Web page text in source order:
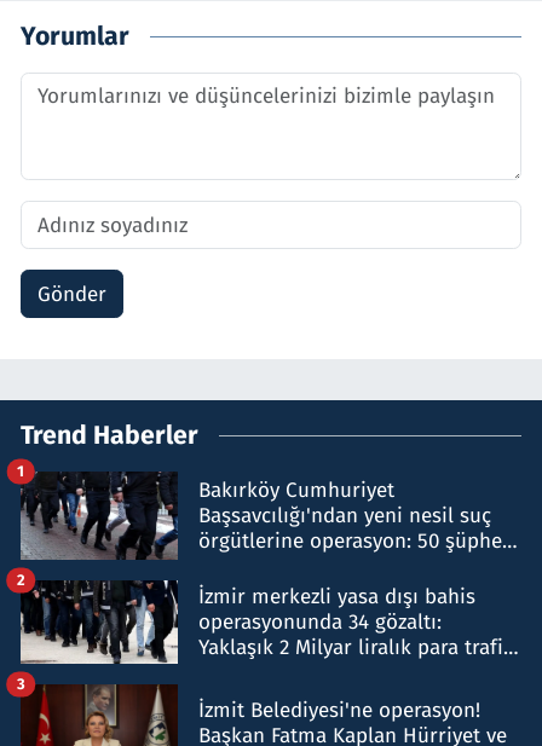
Yorumlar
Gönder
Trend Haberler
Bakırköy Cumhuriyet
Başsavcılığı'ndan yeni nesil suç
örgütlerine operasyon: 50 şüpheli
1
İzmir merkezli yasa dışı bahis
operasyonunda 34 gözaltı:
Yaklaşık 2 Milyar liralık para trafiği
2
İzmit Belediyesi'ne operasyon!
Başkan Fatma Kaplan Hürriyet ve
3